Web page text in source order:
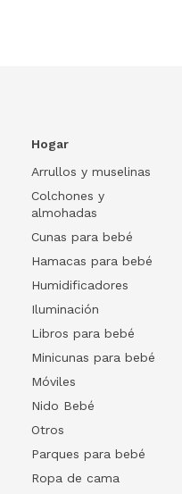
Hogar
Arrullos y muselinas
Colchones y
almohadas
Cunas para bebé
Hamacas para bebé
Humidificadores
Iluminación
Libros para bebé
Minicunas para bebé
Móviles
Nido Bebé
Otros
Parques para bebé
Ropa de cama